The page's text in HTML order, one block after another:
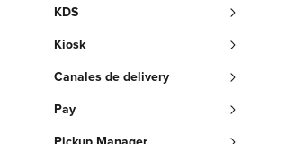
KDS
Kiosk
Canales de delivery
Pay